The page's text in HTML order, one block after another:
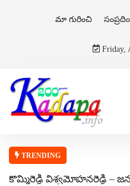
మా గురించి
Friday,
TRENDING
కొమ్మిరెడ్డి విశ్వమోహనరెడ్డి –